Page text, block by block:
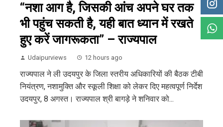
“नशा आग है, जिसकी आंच अपने घर तक
भी पहुंच सकती है, यही बात ध्यान में रखते
हुए करें जागरूकता” – राज्यपाल
Udaipurviews 12 hours ago
राज्यपाल ने ली उदयपुर के जिला स्तरीय अधिकारियों की बैठक टीबी
नियंत्रण, नशामुक्ति और स्कूली शिक्षा को लेकर दिए महत्वपूर्ण निर्देश
उदयपुर, 8 अगस्त। राज्यपाल श्री बागड़े ने शनिवार को...